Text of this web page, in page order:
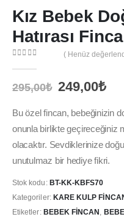
Kız Bebek
Hatırası
( Henüz
295,00₺ Orijinal
295,00₺.
249,00₺Şu
Bu özel fincan, bebeğinizin
onunla birlikte geçireceğiniz
olacaktır. Sevdiklerinize
unutulmaz bir hediye fikri.
Stok kodu: BT-KK-KBFS70
Kategoriler: KARE KULP
Etiketler: BEBEK FINCAN